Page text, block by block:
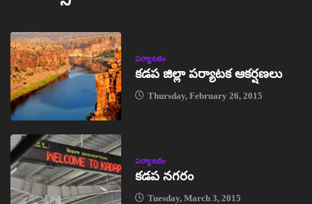
పర్యాటకం
కడప జిల్లా పర్యాటక ఆకర్షణలు
Thursday, February 26, 2015
పర్యాటకం
కడప నగరం
Tuesday, March 3, 2015